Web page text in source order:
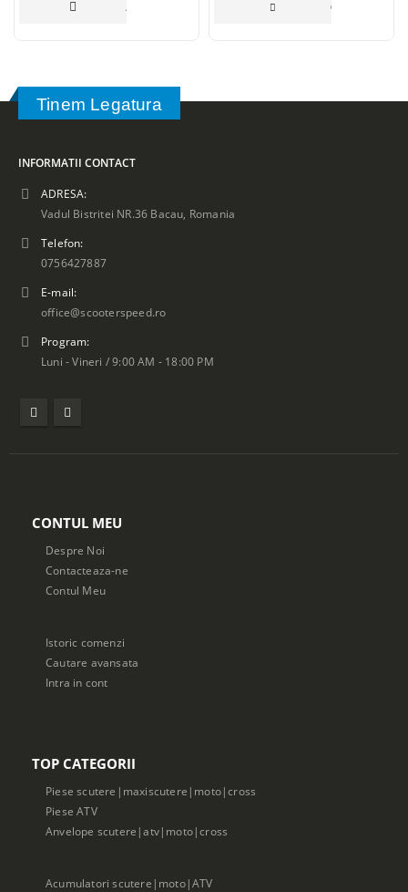
ADAUGĂ ÎN COȘ CITEȘTE MAI
Tinem Legatura
INFORMATII CONTACT
ADRESA:
Vadul Bistritei NR.36 Bacau, Romania
Telefon:
0756427887
E-mail:
office@scooterspeed.ro
Program:
Luni - Vineri / 9:00 AM - 18:00 PM
CONTUL MEU
Despre Noi
Contacteaza-ne
Contul Meu
Istoric comenzi
Cautare avansata
Intra in cont
TOP CATEGORII
Piese scutere|maxiscutere|moto|cross
Piese ATV
Anvelope scutere|atv|moto|cross
Acumulatori scutere|moto|ATV